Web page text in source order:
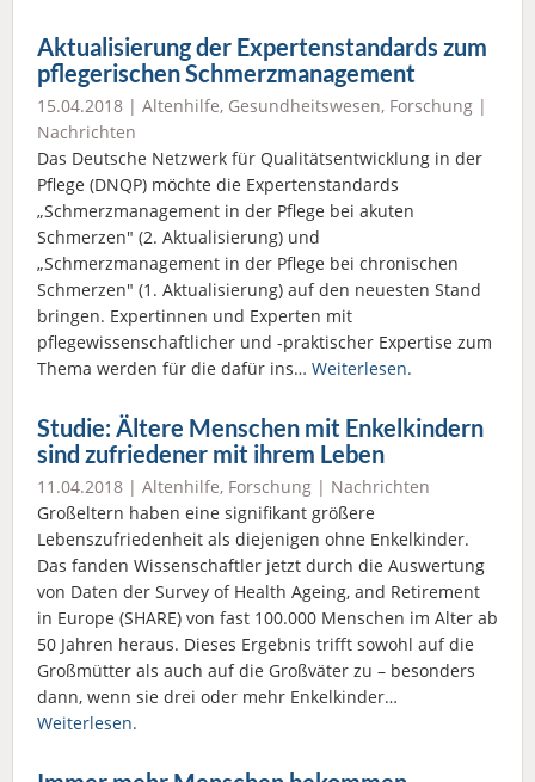
Aktualisierung der Expertenstandards zum
pflegerischen Schmerzmanagement
15.04.2018 | Altenhilfe, Gesundheitswesen, Forschung |
Nachrichten
Das Deutsche Netzwerk für Qualitätsentwicklung in der
Pflege (DNQP) möchte die Expertenstandards
„Schmerzmanagement in der Pflege bei akuten
Schmerzen" (2. Aktualisierung) und
„Schmerzmanagement in der Pflege bei chronischen
Schmerzen" (1. Aktualisierung) auf den neuesten Stand
bringen. Expertinnen und Experten mit
pflegewissenschaftlicher und -praktischer Expertise zum
Thema werden für die dafür ins… Weiterlesen.
Studie: Ältere Menschen mit Enkelkindern
sind zufriedener mit ihrem Leben
11.04.2018 | Altenhilfe, Forschung | Nachrichten
Großeltern haben eine signifikant größere
Lebenszufriedenheit als diejenigen ohne Enkelkinder.
Das fanden Wissenschaftler jetzt durch die Auswertung
von Daten der Survey of Health Ageing, and Retirement
in Europe (SHARE) von fast 100.000 Menschen im Alter ab
50 Jahren heraus. Dieses Ergebnis trifft sowohl auf die
Großmütter als auch auf die Großväter zu – besonders
dann, wenn sie drei oder mehr Enkelkinder…
Weiterlesen.